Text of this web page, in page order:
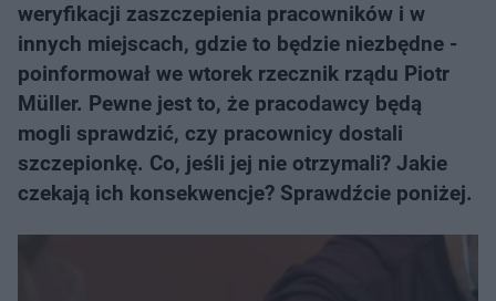
weryfikacji zaszczepienia pracowników i w
innych miejscach, gdzie to będzie niezbędne -
poinformował we wtorek rzecznik rządu Piotr
Müller. Pewne jest to, że pracodawcy będą
mogli sprawdzić, czy pracownicy dostali
szczepionkę. Co, jeśli jej nie otrzymali? Jakie
czekają ich konsekwencje? Sprawdźcie poniżej.